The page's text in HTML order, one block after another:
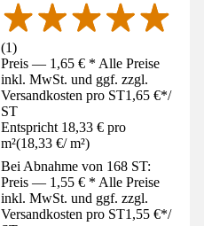
(1)
Preis — 1,65 € * Alle Preise
inkl. MwSt. und ggf. zzgl.
Versandkosten pro ST1,65 €*/
ST
Entspricht 18,33 € pro
m²(18,33 €/ m²)
Bei Abnahme von 168 ST:
Preis — 1,55 € * Alle Preise
inkl. MwSt. und ggf. zzgl.
Versandkosten pro ST1,55 €*/